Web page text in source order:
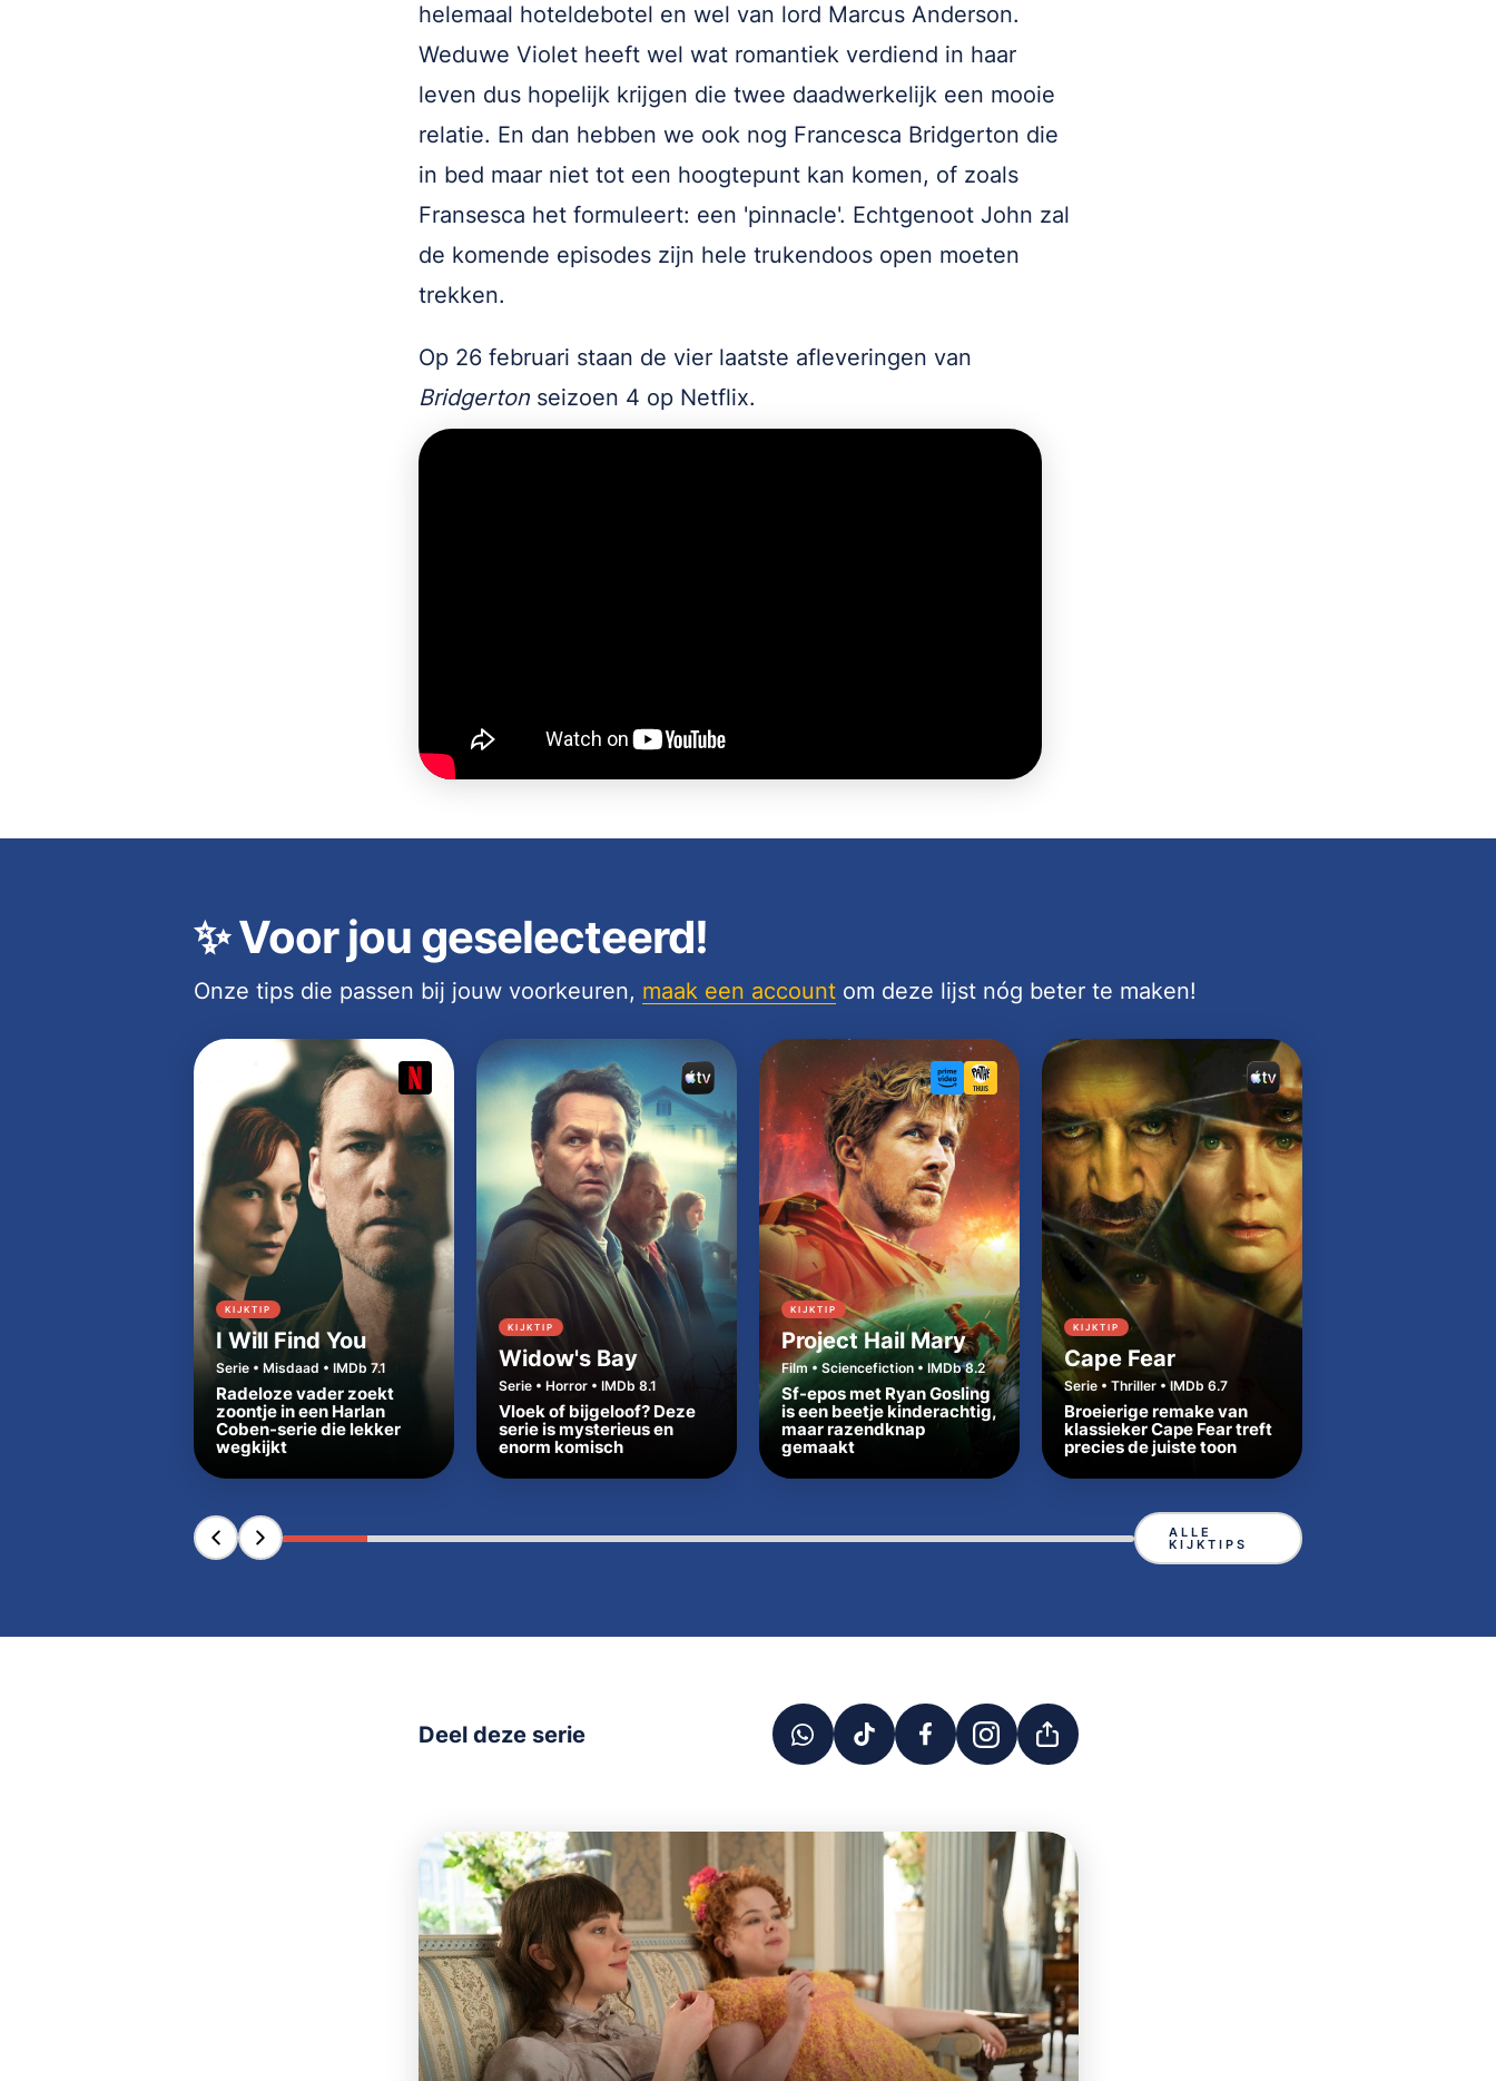
helemaal hoteldebotel en wel van lord Marcus Anderson.
Weduwe Violet heeft wel wat romantiek verdiend in haar
leven dus hopelijk krijgen die twee daadwerkelijk een mooie
relatie. En dan hebben we ook nog Francesca Bridgerton die
in bed maar niet tot een hoogtepunt kan komen, of zoals
Fransesca het formuleert: een 'pinnacle'. Echtgenoot John zal
de komende episodes zijn hele trukendoos open moeten
trekken.
Op 26 februari staan de vier laatste afleveringen van
Bridgertonseizoen 4 op Netflix.
✨Voor jou geselecteerd!
Onze tips die passen bij jouw voorkeuren, maak een account om deze lijst nóg beter te maken!
KIJKTIP
I Will Find You
Serie • Misdaad • IMDb 7.1
Radeloze vader zoekt
zoontje in een Harlan
Coben-serie die lekker
wegkijkt
KIJKTIP
Widow's Bay
Serie • Horror • IMDb 8.1
Vloek of bijgeloof? Deze
serie is mysterieus en
enorm komisch
KIJKTIP
Project Hail Mary
Film • Sciencefiction • IMDb 8.2
Sf-epos met Ryan Gosling
is een beetje kinderachtig,
maar razendknap
gemaakt
KIJKTIP
Cape Fear
Serie • Thriller • IMDb 6.7
Broeierige remake van
klassieker Cape Fear treft
precies de juiste toon
ALLE
KIJKTIPS
Deel deze serie